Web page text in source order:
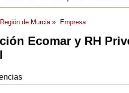
Región de Murcia Empresa
Ecomar y RH